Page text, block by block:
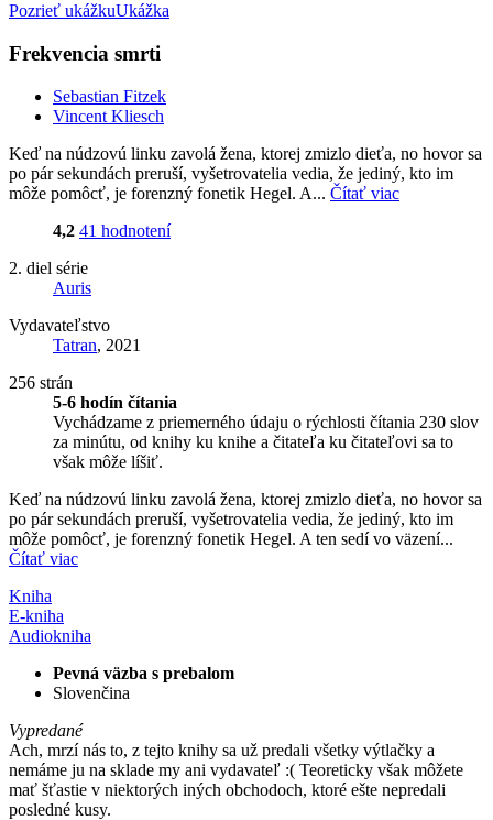
Pozrieť ukážkuUkážka
Frekvencia smrti
Sebastian Fitzek
Vincent Kliesch
Keď na núdzovú linku zavolá žena, ktorej zmizlo dieťa, no hovor sa
po pár sekundách preruší, vyšetrovatelia vedia, že jediný, kto im
môže pomôcť, je forenzný fonetik Hegel. A... Čítať viac
4,2 41 hodnotení
2. diel série
Auris
Vydavateľstvo
Tatran, 2021
256 strán
5-6 hodín čítania
Vychádzame z priemerného údaju o rýchlosti čítania 230 slov
za minútu, od knihy ku knihe a čitateľa ku čitateľovi sa to
však môže líšiť.
Keď na núdzovú linku zavolá žena, ktorej zmizlo dieťa, no hovor sa
po pár sekundách preruší, vyšetrovatelia vedia, že jediný, kto im
môže pomôcť, je forenzný fonetik Hegel. A ten sedí vo väzení...
Čítať viac
Kniha
E-kniha
Audiokniha
Pevná väzba s prebalom
Slovenčina
Vypredané
Ach, mrzí nás to, z tejto knihy sa už predali všetky výtlačky a
nemáme ju na sklade my ani vydavateľ :( Teoreticky však môžete
mať šťastie v niektorých iných obchodoch, ktoré ešte nepredali
posledné kusy.